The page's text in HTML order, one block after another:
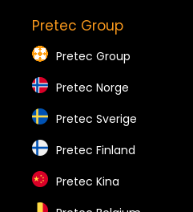
Pretec Group
Pretec Group
Pretec Norge
Pretec Sverige
Pretec Finland
Pretec Kina